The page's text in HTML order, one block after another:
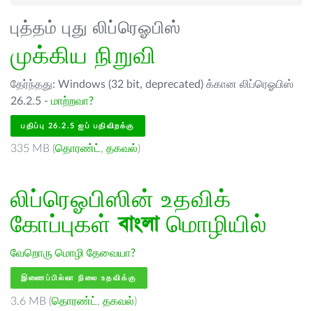
புத்தம் புது லிப்ரெஓபிஸ்
முக்கிய நிறுவி
தேர்ந்தது: Windows (32 bit, deprecated) க்கான லிப்ரெஓபிஸ்
26.2.5 - மாற்றவா?
பதிப்பு 26.2.5 ஐப் பதிவிறக்கு
335 MB (தொரண்ட் , தகவல்)
லிப்ரெஓபிஸின் உதவிக்
கோப்புகள்বাংলাமொழியில்
வேறொரு மொழி தேவையா?
இணைப்பில்லா நிலை உதவிக்கு
3.6 MB (தொரண்ட் , தகவல்)